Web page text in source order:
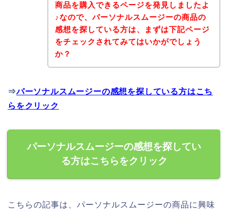
商品を購入できるページを発見しましたよ
♪なので、パーソナルスムージーの商品の
感想を探している方は、まずは下記ページ
をチェックされてみてはいかがでしょう
か？
⇒パーソナルスムージーの感想を探している方はこち
らをクリック
パーソナルスムージーの感想を探してい
る方はこちらをクリック
こちらの記事は、パーソナルスムージーの商品に興味